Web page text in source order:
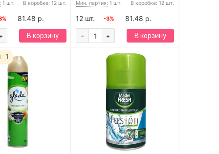
1 шт. В коробке: 12 шт.
81.48 р.
+ В корзину
Мин. партия: 1 шт. В коробке: 12 шт.
12 шт. -3% 81.48 р.
+
- В корзину
1